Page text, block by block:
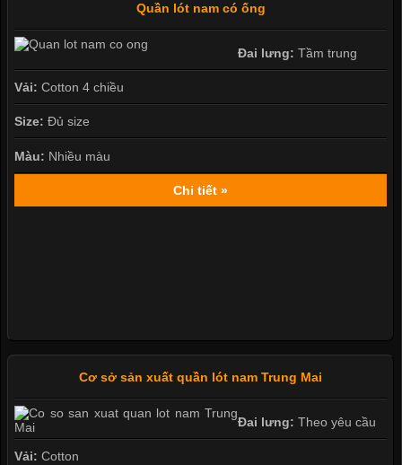
Quần lót nam có ống
Đai lưng: Tầm trung
Vải: Cotton 4 chiều
Size: Đủ size
Màu: Nhiều màu
Chi tiết »
Cơ sở sản xuất quần lót nam Trung Mai
Đai lưng: Theo yêu cầu
Vải: Cotton